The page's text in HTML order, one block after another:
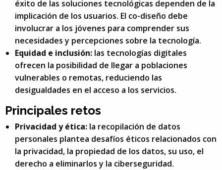
éxito de las soluciones tecnológicas dependen de la
implicación de los usuarios. El co-diseño debe
involucrar a los jóvenes para comprender sus
necesidades y percepciones sobre la tecnología.
Equidad e inclusión: las tecnologías digitales
ofrecen la posibilidad de llegar a poblaciones
vulnerables o remotas, reduciendo las
desigualdades en el acceso a los servicios.
Principales retos
Privacidad y ética: la recopilación de datos
personales plantea desafíos éticos relacionados con
la privacidad, la propiedad de los datos, su uso, el
derecho a eliminarlos y la ciberseguridad.